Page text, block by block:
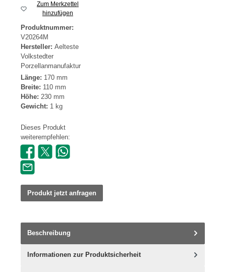
Zum Merkzettel
hinzufügen
Produktnummer:
V20264M
Hersteller: Aelteste
Volkstedter
Porzellanmanufaktur
Länge: 170 mm
Breite: 110 mm
Höhe: 230 mm
Gewicht: 1 kg
Dieses Produkt
weiterempfehlen:
Produkt jetzt anfragen
Beschreibung
Informationen zur Produktsicherheit